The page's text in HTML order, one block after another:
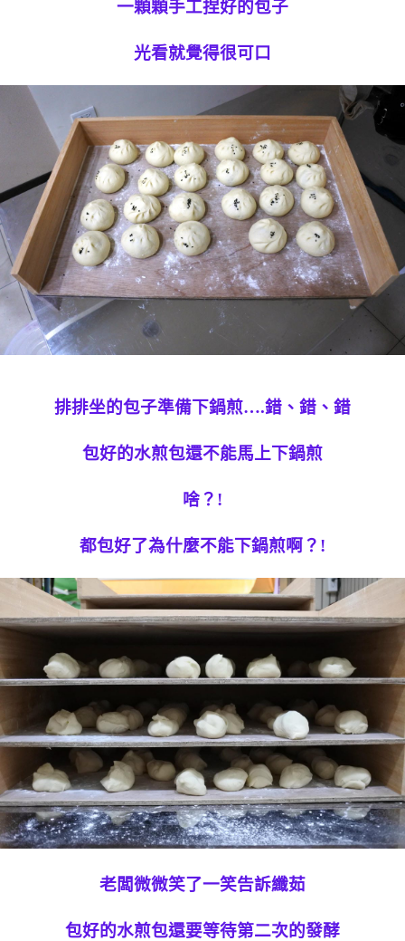
一顆顆手工捏好的包子
光看就覺得很可口
排排坐的包子準備下鍋煎….錯、錯、錯
包好的水煎包還不能馬上下鍋煎
啥？!
都包好了為什麼不能下鍋煎啊？!
老闆微微笑了一笑告訴纖茹
包好的水煎包還要等待第二次的發酵